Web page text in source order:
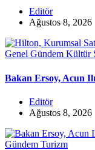
Editör
Ağustos 8, 2026
Genel Gündem Kültür
Bakan Ersoy, Acun
Editör
Ağustos 8, 2026
Gündem Turizm